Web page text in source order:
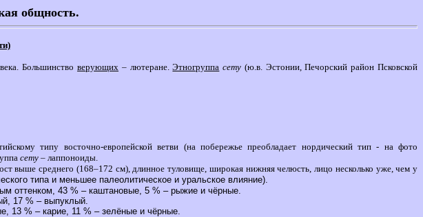
общность.
Большинствоверующих – лютеране.Этногруппа сету (ю.в. Эстонии, Печорский район Псковской
типу восточно-европейской ветви (на побережье преобладает нордический тип - на фото
сету – лаппоноиды.
выше среднего (168–172 см), длинное туловище, широкая нижняя челюсть, лицо несколько уже, чем у
типа и меньшее палеолитическое и уральское влияние).
оттенком, 43 % – каштановые, 5 % – рыжие и чёрные.
17 % – выпуклый.
13 % – карие, 11 % – зелёные и чёрные.